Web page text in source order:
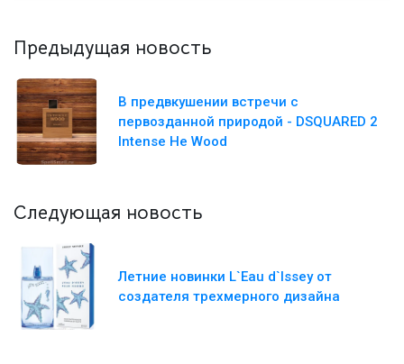
Предыдущая новость
В предвкушении встречи с
первозданной природой - DSQUARED 2
Intense He Wood
Следующая новость
Летние новинки L`Eau d`Issey от
создателя трехмерного дизайна